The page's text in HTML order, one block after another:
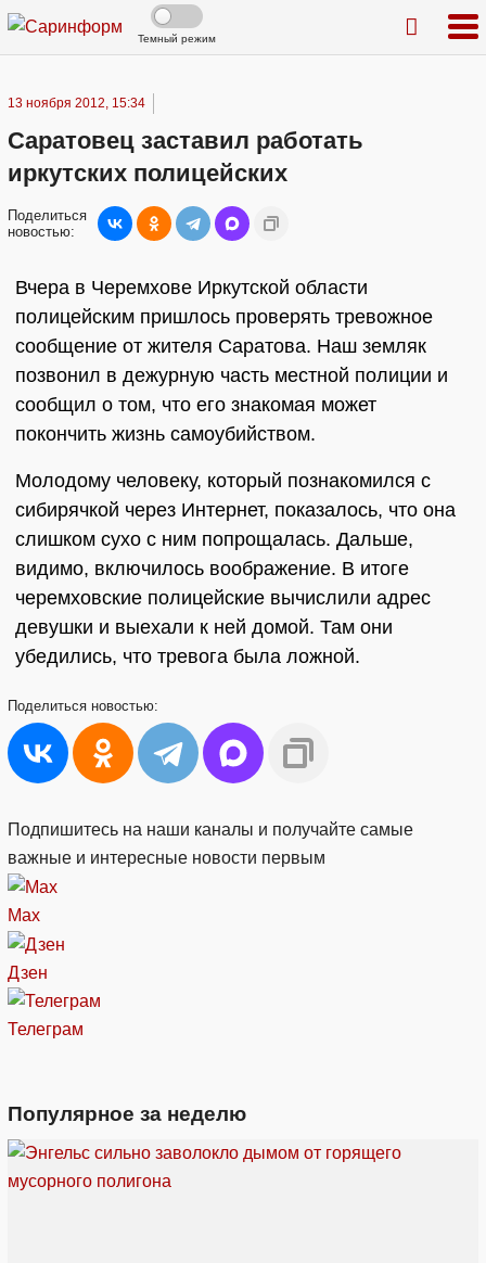
Темный режим
13 ноября 2012, 15:34
Саратовец заставил работать
иркутских полицейских
Поделиться
новостью:
Вчера в Черемхове Иркутской области
полицейским пришлось проверять тревожное
сообщение от жителя Саратова. Наш земляк
позвонил в дежурную часть местной полиции и
сообщил о том, что его знакомая может
покончить жизнь самоубийством.
Молодому человеку, который познакомился с
сибирячкой через Интернет, показалось, что она
слишком сухо с ним попрощалась. Дальше,
видимо, включилось воображение. В итоге
черемховские полицейские вычислили адрес
девушки и выехали к ней домой. Там они
убедились, что тревога была ложной.
Поделиться новостью:
Подпишитесь на наши каналы и получайте самые
важные и интересные новости первым
Max
Дзен
Телеграм
Популярное за неделю